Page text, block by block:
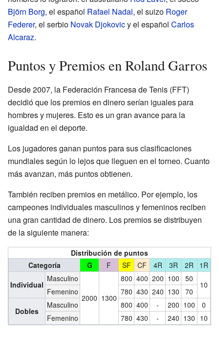
Björn Borg, el español Rafael Nadal, el suizo Roger
Federer, el serbio Novak Djokovicy el español Carlos
Alcaraz.
Puntos y Premios en Roland Garros
Desde 2007, la Federación Francesa de Tenis (FFT)
decidió que los premios en dinero serían iguales para
hombres y mujeres. Esto es un gran avance para la
igualdad en el deporte.
Los jugadores ganan puntos para sus clasificaciones
mundiales según lo lejos que lleguen en el torneo. Cuanto
más avanzan, más puntos obtienen.
También reciben premios en metálico. Por ejemplo, los
campeones individuales masculinos y femeninos reciben
una gran cantidad de dinero. Los premios se distribuyen
de la siguiente manera:
Distribución de puntos
Categoría
G F SF CF 4R 3R 2R
1R
Individual
Masculino
2000 1300
800 400 200 100 50
10
Femenino 780 430 240 130
70
Dobles
Masculino 800 400 - 200 100
0
Femenino
780 430 - 240 130 10